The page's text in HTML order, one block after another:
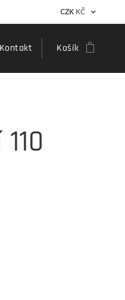
CZK KČ
Kontakt Košík